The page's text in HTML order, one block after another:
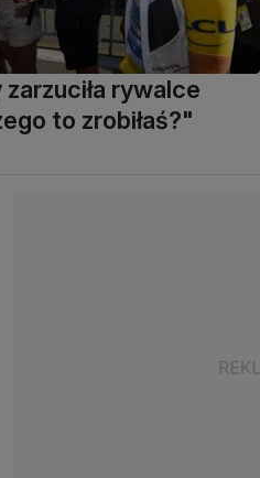
rywalce
to zrobiłaś?"